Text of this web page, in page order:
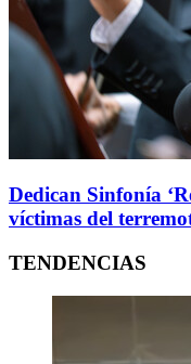
Dedican Sinfonía
víctimas del
TENDENCIAS